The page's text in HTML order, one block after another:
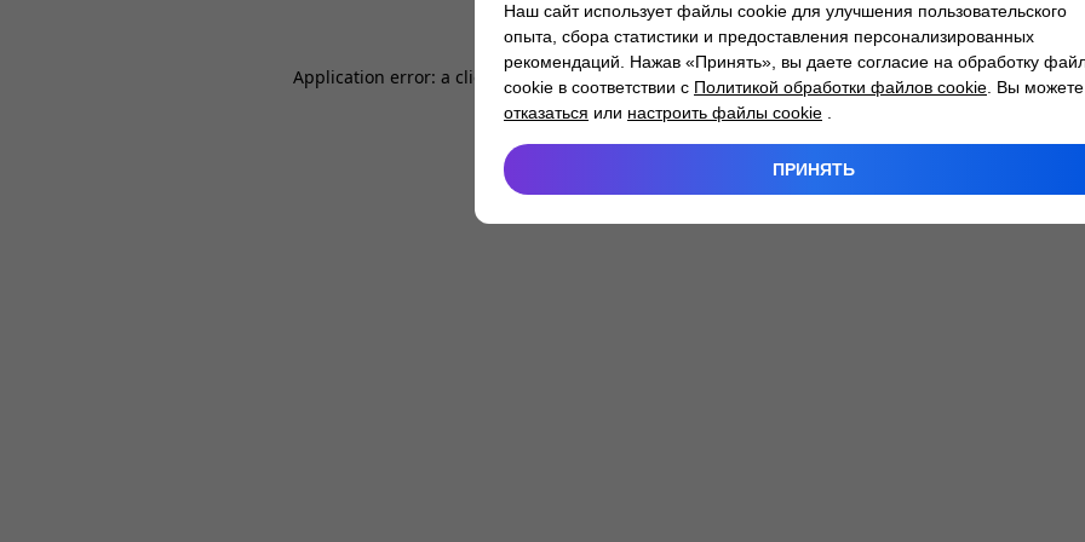
Application error: a client -side exception has occurred while loading atlantm.by (see the
Наш сайт использует файлы cookie для улучшения пользовательского
опыта, сбора статистики и предоставления персонализированных
рекомендаций. Нажав «Принять», вы даете согласие на обработку
cookie в соответствии с Политикой обработки файлов cookie . Вы можете
отказаться или настроить файлы cookie
ПРИНЯТЬ